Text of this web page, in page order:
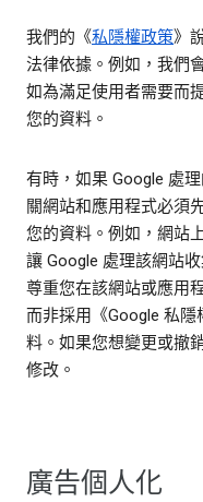
我們的《私隱權政策》
法律依據。例如，我們
如為滿足使用者需要而
您的資料。
有時，如果 Google 處
關網站和應用程式必須
您的資料。例如，網站
讓 Google 處理該網站
尊重您在該網站或應用
而非採用《Google 私
料。如果您想變更或撤
修改。
廣告個人化